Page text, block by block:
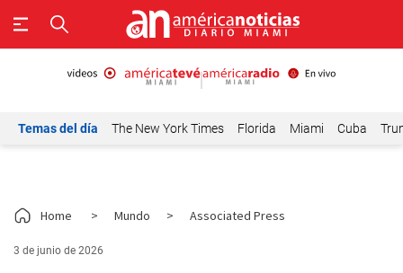
Temas del día The New York Times Florida Miami Cuba
Home > Mundo > Associated Press
3 de junio de 2026